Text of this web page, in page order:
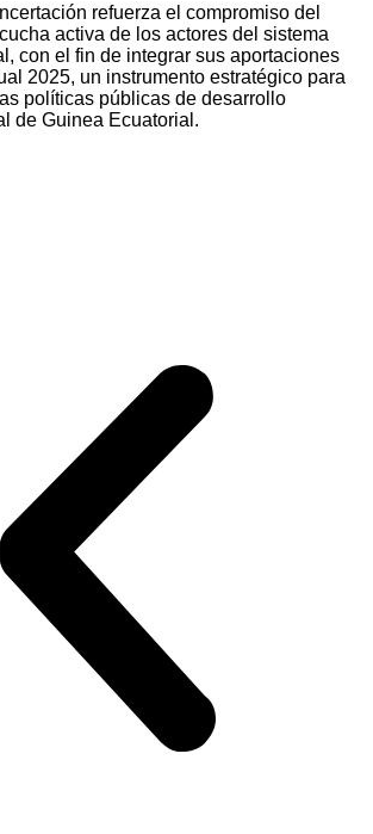
refuerza el compromiso del
activa de los actores del sistema
con el fin de integrar sus aportaciones
2025, un instrumento estratégico para
políticas públicas de desarrollo
de Guinea Ecuatorial.